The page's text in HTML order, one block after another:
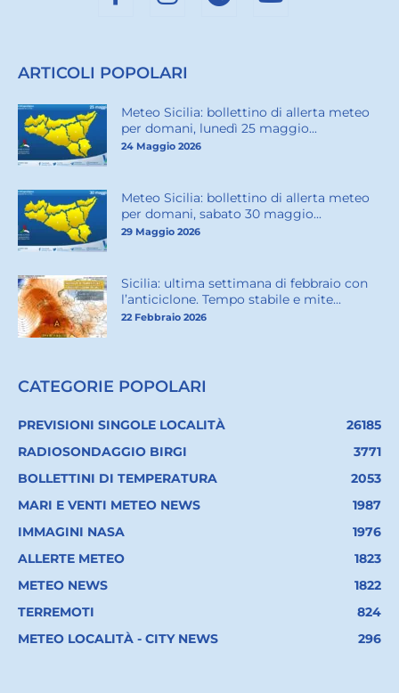
ARTICOLI POPOLARI
Meteo Sicilia: bollettino di allerta meteo
per domani, lunedì 25 maggio...
24 Maggio 2026
Meteo Sicilia: bollettino di allerta meteo
per domani, sabato 30 maggio...
29 Maggio 2026
Sicilia: ultima settimana di febbraio con
l’anticiclone. Tempo stabile e mite...
22 Febbraio 2026
CATEGORIE POPOLARI
PREVISIONI SINGOLE LOCALITÀ
26185
RADIOSONDAGGIO BIRGI
3771
BOLLETTINI DI TEMPERATURA
2053
MARI E VENTI METEO NEWS
1987
IMMAGINI NASA
1976
ALLERTE METEO
1823
METEO NEWS
1822
TERREMOTI
824
METEO LOCALITÀ - CITY NEWS
296